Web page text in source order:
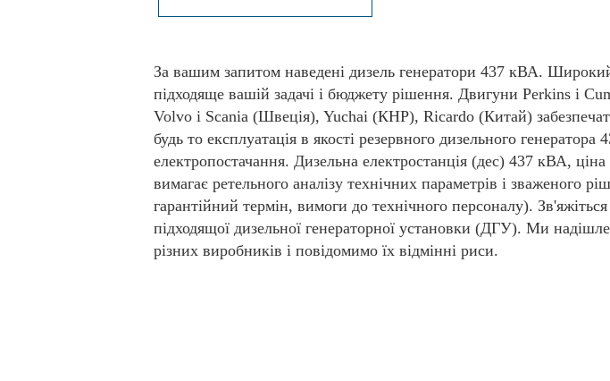
За вашим запитом наведені дизель генератори 437 кВА.
підходяще вашій задачі і бюджету рішення. Двигуни Perkins і
Volvo і Scania (Швеція), Yuchai (КНР), Ricardo (Китай)
будь то експлуатація в якості резервного дизельного
електропостачання. Дизельна електростанція (дес) 437 кВА,
вимагає ретельного аналізу технічних параметрів і зваженого
гарантійний термін, вимоги до технічного персоналу).
підходящої дизельної генераторної установки (ДГУ). Ми
різних виробників і повідомимо їх відмінні риси.